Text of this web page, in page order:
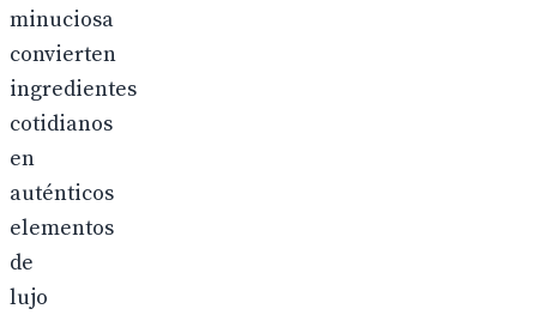
minuciosa
convierten
ingredientes
cotidianos
en
auténticos
elementos
de
lujo